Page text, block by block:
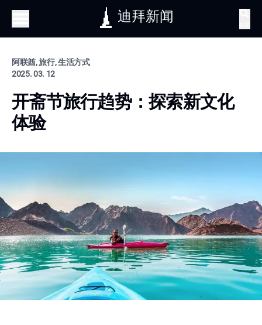
迪拜新闻
阿联酋, 旅行, 生活方式
2025. 03. 12
开斋节旅行趋势：探索新文化
体验